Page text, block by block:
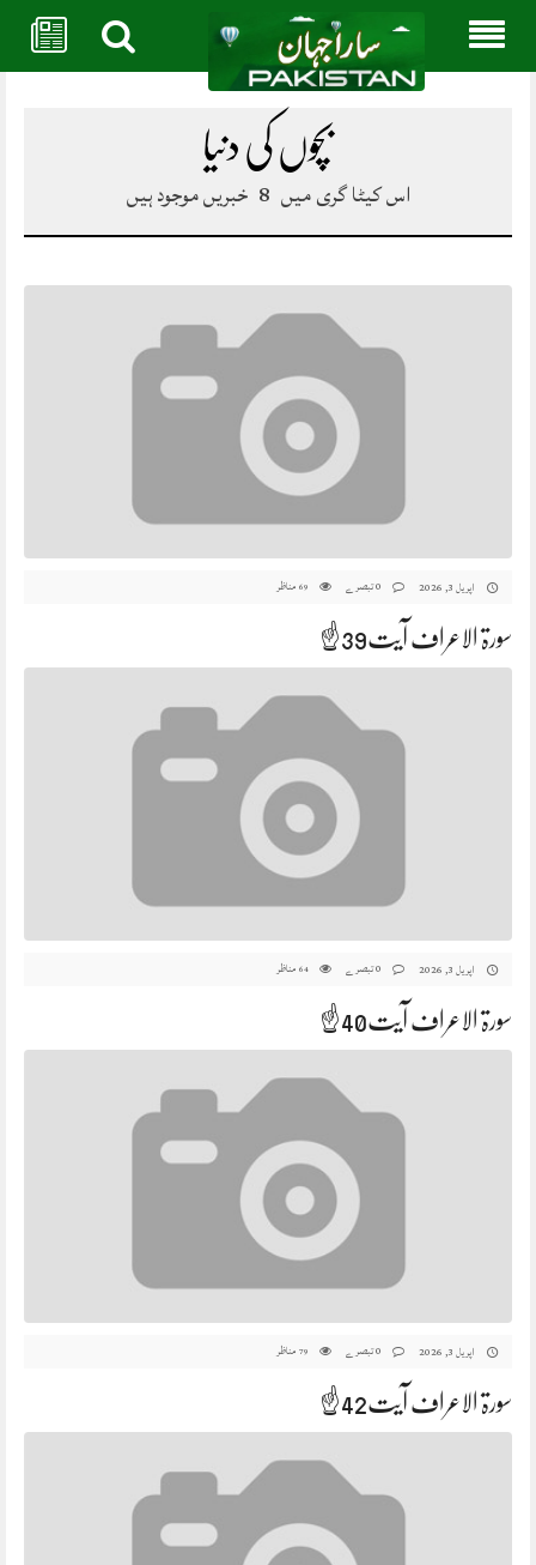
بچوں کی دنیا
اس کیٹا گری میں 8 خبریں موجود ہیں
اپریل 3, 2026 69 مناظر
سورۃ الاعراف آیت39☝️
اپریل 3, 2026 64 مناظر
سورۃ الاعراف آیت40☝️
اپریل 3, 2026 79 مناظر
سورۃ الاعراف آیت42☝️